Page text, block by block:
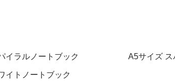
イラルノートブック A5サイズ ス
イトノートブック